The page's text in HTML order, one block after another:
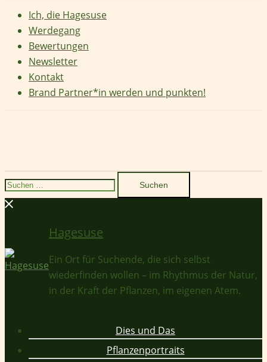
Ich, die Hagesuse
Werdegang
Bewertungen
Newsletter
Kontakt
Brand Partner*in werden und punkten!
Suchen
nach:
Hagesuse
Ein Ort für Suchende, die sich selbst
wiederfinden wollen – im Rhythmus der Natur,
in der Kraft der Pflanzen, im eigenen Atem.
Dies und Das
Pflanzenportraits